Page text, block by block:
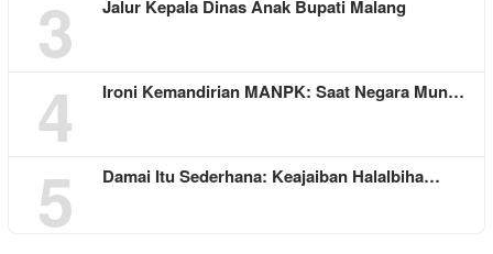
3 Jalur Kepala Dinas Anak Bupati Malang
4 Ironi Kemandirian MANPK: Saat Negara Mun…
5 Damai Itu Sederhana: Keajaiban Halalbiha…